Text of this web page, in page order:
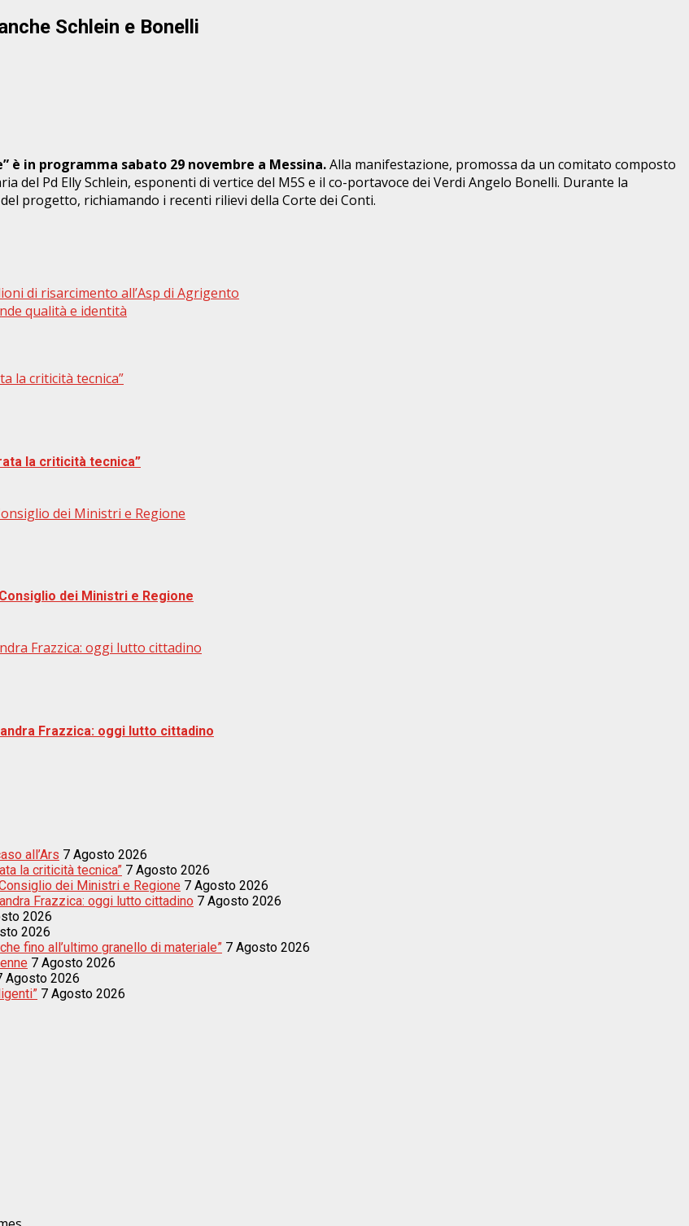
Schlein e Bonelli
è in programma sabato 29 novembre a Messina.Alla manifestazione, promossa da un comitato composto
del Pd Elly Schlein, esponenti di vertice del M5S e il co-portavoce dei Verdi Angelo Bonelli. Durante la
progetto, richiamando i recenti rilievi della Corte dei Conti.
di risarcimento all’Asp di Agrigento
qualità e identità
la criticità tecnica”
la criticità tecnica”
dei Ministri e Regione
dei Ministri e Regione
Frazzica: oggi lutto cittadino
Frazzica: oggi lutto cittadino
all’Ars 7 Agosto 2026
la criticità tecnica” 7 Agosto 2026
dei Ministri e Regione 7 Agosto 2026
Frazzica: oggi lutto cittadino 7 Agosto 2026
2026
2026
fino all’ultimo granello di materiale” 7 Agosto 2026
7 Agosto 2026
Agosto 2026
7 Agosto 2026